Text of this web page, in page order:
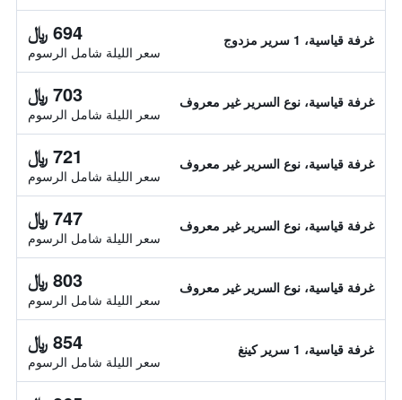
غرفة قياسية، 1 سرير مزدوج 694 ﷼
سعر الليلة شامل الرسوم
غرفة قياسية، نوع السرير غير معروف 703 ﷼
سعر الليلة شامل الرسوم
غرفة قياسية، نوع السرير غير معروف 721 ﷼
سعر الليلة شامل الرسوم
غرفة قياسية، نوع السرير غير معروف 747 ﷼
سعر الليلة شامل الرسوم
غرفة قياسية، نوع السرير غير معروف 803 ﷼
سعر الليلة شامل الرسوم
غرفة قياسية، 1 سرير كينغ 854 ﷼
سعر الليلة شامل الرسوم